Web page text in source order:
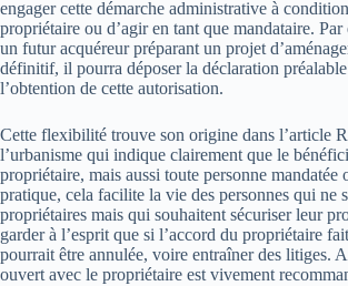
engager cette démarche administrative à
propriétaire ou d’agir en tant que mandataire.
un futur acquéreur préparant un projet
définitif, il pourra déposer la déclaration
l’obtention de cette autorisation.
Cette flexibilité trouve son origine dans l’article
l’urbanisme qui indique clairement que le
propriétaire, mais aussi toute personne mandatée
pratique, cela facilite la vie des personnes qui ne
propriétaires mais qui souhaitent sécuriser leur
garder à l’esprit que si l’accord du propriétaire
pourrait être annulée, voire entraîner des litiges.
ouvert avec le propriétaire est vivement